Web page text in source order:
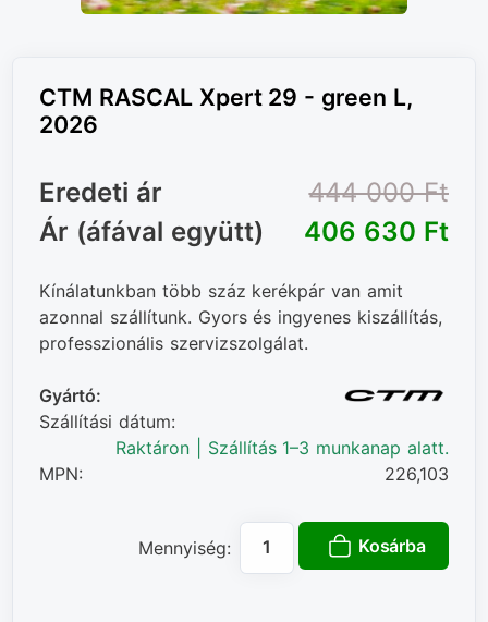
CTM RASCAL Xpert 29 - green L,
2026
Eredeti ár
444 000 Ft‎
Ár (áfával együtt)
406 630 Ft‎
Kínálatunkban több száz kerékpár van amit
azonnal szállítunk. Gyors és ingyenes kiszállítás,
professzionális szervizszolgálat.
Gyártó:
Szállítási dátum:
Raktáron | Szállítás 1–3 munkanap alatt.
MPN:
226,103
Mennyiség: Kosárba